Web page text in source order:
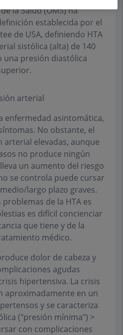
la Salud (OMS) ha
establecida por el
de USA, definiendo HTA
sistólica (alta) de 140
una presión diastólica
arterial
enfermedad asintomática,
No obstante, el
elevadas, aunque
no produce ningún
un aumento del riesgo
se controla puede cursar
largo plazo graves.
de la HTA es
es difícil concienciar
que tiene y de la
médico.
dolor de cabeza y
agudas
hipertensiva. La crisis
aproximadamente en un
y se caracteriza
("presión mínima") >
con complicaciones